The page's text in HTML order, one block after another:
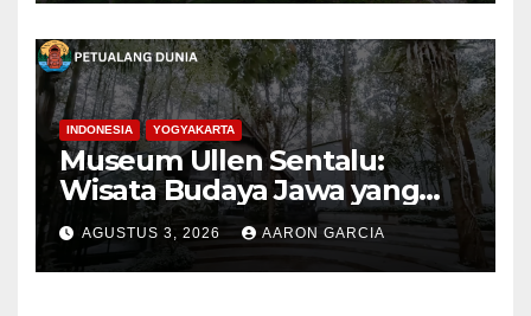
INDONESIA YOGYAKARTA
Museum Ullen Sentalu:
Wisata Budaya Jawa yang
Elegan di Lereng Kaliurang
AGUSTUS 3, 2026 AARON GARCIA